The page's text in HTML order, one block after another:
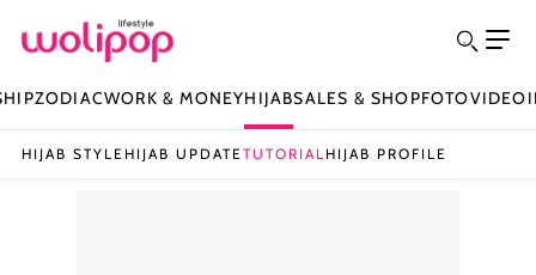
ZODIACWORK & MONEYHIJABSALES & SHOPFOTOVIDEO
HIJAB STYLE HIJAB UPDATETUTORIAL HIJAB PROFILE